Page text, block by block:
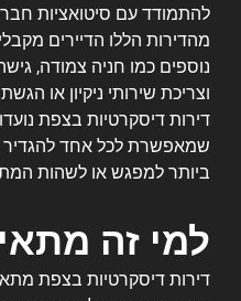
להתמודד עם סיטואציות
מהדירות הללו הדיירים
נוספים כמו חניה צמודה,
וצריכת שירותי ניקיון או
דירות דיסקרטיות בצפת נועדו
שמאפשרת לכל אחד
ביותר למפגש או לשהות
למי זה
דירות דיסקרטיות בצפת